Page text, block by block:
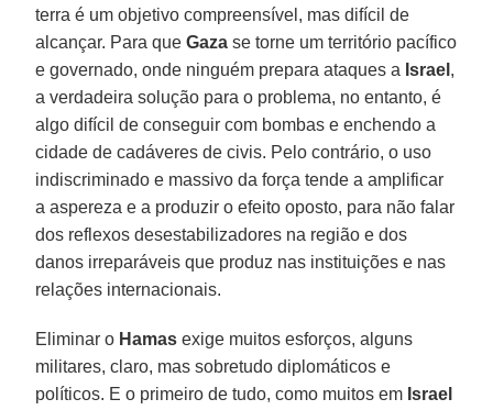
terra é um objetivo compreensível, mas difícil de
alcançar. Para queGaza se torne um território pacífico
e governado, onde ninguém prepara ataques a Israel ,
a verdadeira solução para o problema, no entanto, é
algo difícil de conseguir com bombas e enchendo a
cidade de cadáveres de civis. Pelo contrário, o uso
indiscriminado e massivo da força tende a amplificar
a aspereza e a produzir o efeito oposto, para não falar
dos reflexos desestabilizadores na região e dos
danos irreparáveis ​​que produz nas instituições e nas
relações internacionais.
Eliminar o Hamas exige muitos esforços, alguns
militares, claro, mas sobretudo diplomáticos e
políticos. E o primeiro de tudo, como muitos em Israel